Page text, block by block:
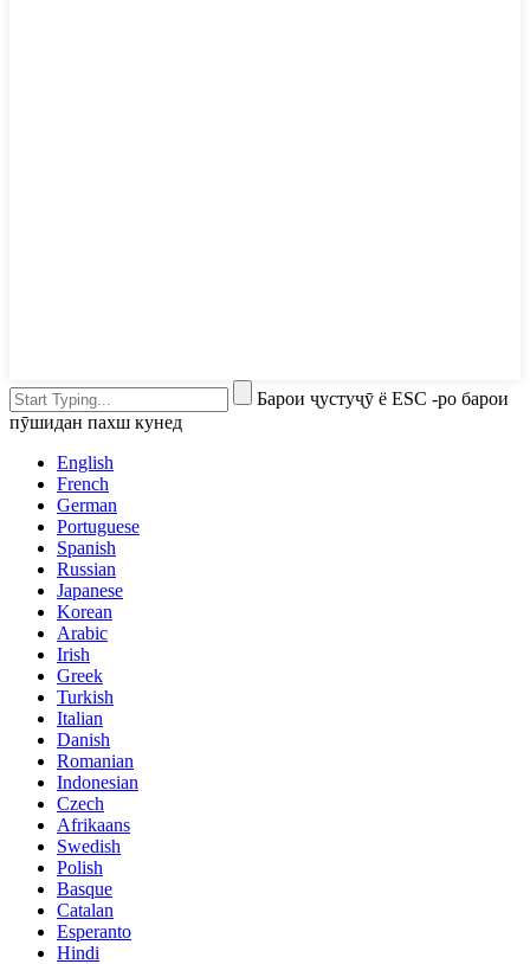
Барои ҷустуҷӯ ё ESC -ро барои
пӯшидан пахш кунед
English
French
German
Portuguese
Spanish
Russian
Japanese
Korean
Arabic
Irish
Greek
Turkish
Italian
Danish
Romanian
Indonesian
Czech
Afrikaans
Swedish
Polish
Basque
Catalan
Esperanto
Hindi